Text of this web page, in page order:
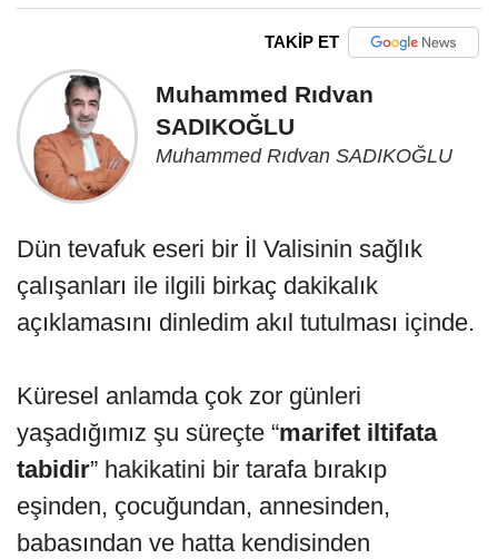
TAKİP ET
Muhammed Rıdvan
SADIKOĞLU
Muhammed Rıdvan SADIKOĞLU
Dün tevafuk eseri bir İl Valisinin sağlık
çalışanları ile ilgili birkaç dakikalık
açıklamasını dinledim akıl tutulması içinde.
Küresel anlamda çok zor günleri
yaşadığımız şu süreçte “marifet iltifata
tabidir” hakikatini bir tarafa bırakıp
eşinden, çocuğundan, annesinden,
babasından ve hatta kendisinden